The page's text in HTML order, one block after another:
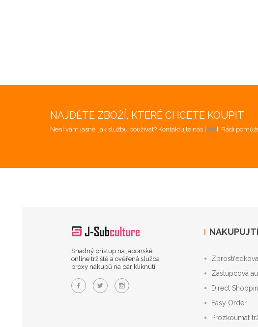
NAJDĚTE ZBOŽÍ, KTERÉ CHCETE KOUPIT
Není vám jasné, jak službu používat? Kontaktujte nás [zde]. Rádi
Snadný přístup na japonské
online tržiště a ověřená služba
proxy nákupů na pár kliknutí.
Zástupcová
Direct
Easy Order
Prozkoumat